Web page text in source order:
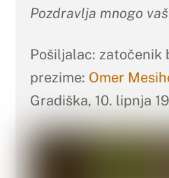
Pozdravlja mnogo vaš
Pošiljalac: zatočenik
prezime: Omer
Gradiška, 10. lipnja